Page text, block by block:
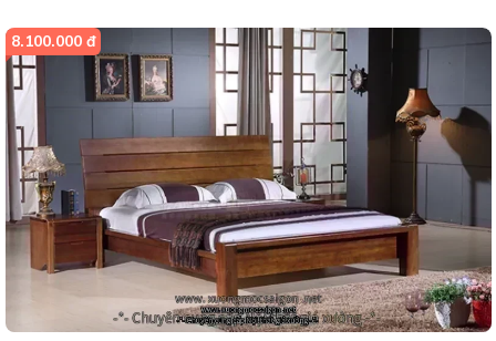
8.100.000 đ